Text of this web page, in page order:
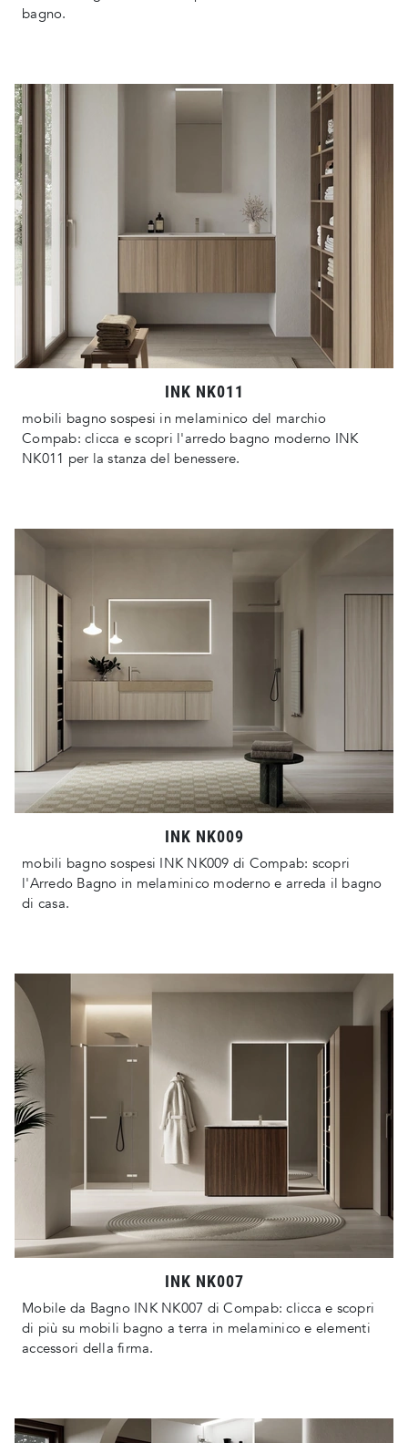
bagno.
INK NK011
mobili bagno sospesi in melaminico del marchio
Compab: clicca e scopri l'arredo bagno moderno INK
NK011 per la stanza del benessere.
INK NK009
mobili bagno sospesi INK NK009 di Compab: scopri
l'Arredo Bagno in melaminico moderno e arreda il bagno
di casa.
INK NK007
Mobile da Bagno INK NK007 di Compab: clicca e scopri
di più su mobili bagno a terra in melaminico e elementi
accessori della firma.